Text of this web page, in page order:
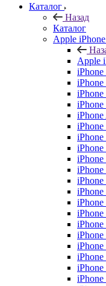
Каталог
Назад
Каталог
Apple iPhone
Apple
iPhone
iPhone
iPhone
iPhone
iPhone
iPhone
iPhone
iPhone
iPhone
iPhone
iPhone
iPhone
iPhone
iPhone